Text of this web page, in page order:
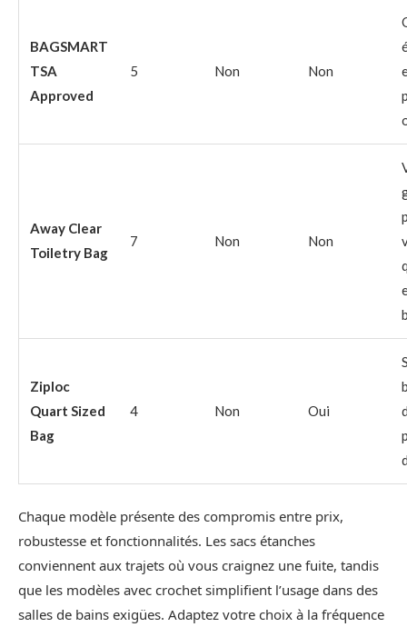
BAGSMART
TSA
Approved
5 Non Non
Away Clear
Toiletry Bag
7 Non Non
Ziploc
Quart Sized
Bag
4 Non Oui
Chaque modèle présente des compromis entre prix,
robustesse et fonctionnalités. Les sacs étanches
conviennent aux trajets où vous craignez une fuite, tandis
que les modèles avec crochet simplifient l’usage dans des
salles de bains exigües. Adaptez votre choix à la fréquence